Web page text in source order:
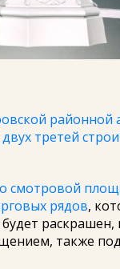
третей
смотровой
рядов,
раскрашен,
также